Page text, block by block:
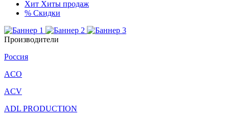
Хит Хиты продаж
% Скидки
Производители
Россия
ACO
ACV
ADL PRODUCTION